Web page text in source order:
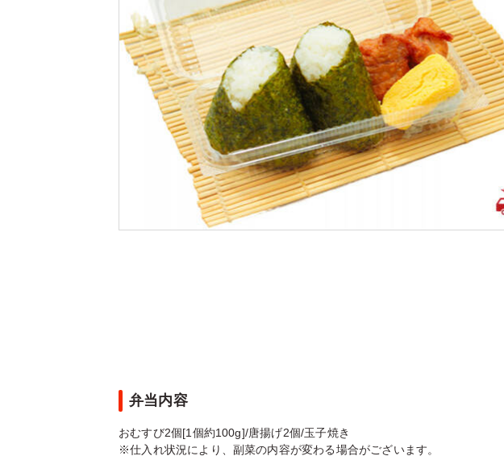
弁当内容
おむすび2個[1個約100g]/唐揚げ2個/玉子焼き
※仕入れ状況により、副菜の内容が変わる場合がございます。